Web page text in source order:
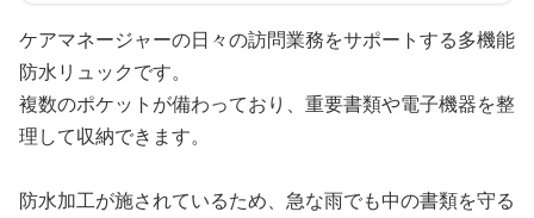
ケアマネージャーの日々の訪問業務をサポートする多機能
防水リュックです。
複数のポケットが備わっており、重要書類や電子機器を整
理して収納できます。
防水加工が施されているため、急な雨でも中の書類を守る